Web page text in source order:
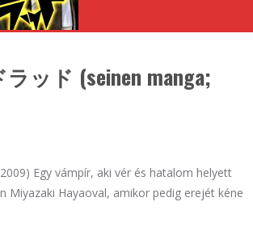
ッド (seinen manga;
Egy vámpír, aki vér és hatalom helyett
Miyazaki Hayaoval, amikor pedig erejét kéne